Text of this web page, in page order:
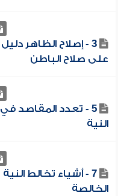
3 - إصلاح الظاهر دليل
على صلاح الباطن
5 - تعدد المقاصد في
النية
7 - أشياء تخالط النية
الخالصة